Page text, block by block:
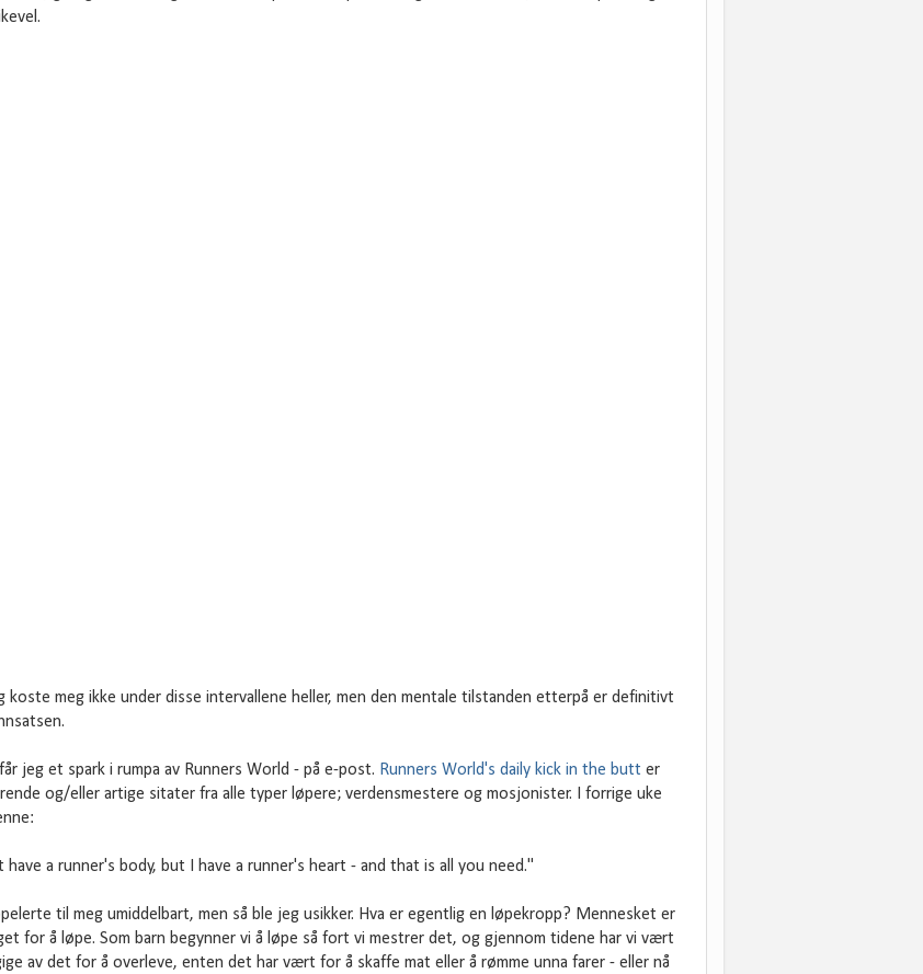
koste meg ikke under disse intervallene heller, men den mentale tilstanden etterpå er definitivt
jeg et spark i rumpa av Runners World - på e-post. Runners World's daily kick in the butt er
og/eller artige sitater fra alle typer løpere; verdensmestere og mosjonister. I forrige uke
have a runner's body, but I have a runner's heart - and that is all you need."
til meg umiddelbart, men så ble jeg usikker. Hva er egentlig en løpekropp? Mennesket er
for å løpe. Som barn begynner vi å løpe så fort vi mestrer det, og gjennom tidene har vi vært
av det for å overleve, enten det har vært for å skaffe mat eller å rømme unna farer - eller nå